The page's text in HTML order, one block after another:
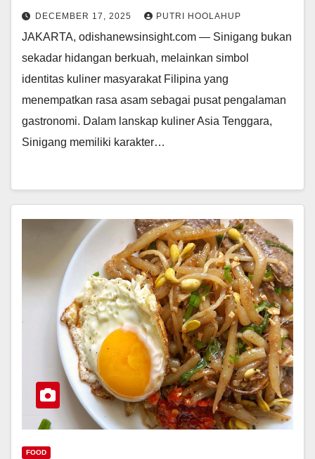
DECEMBER 17, 2025 PUTRI HOOLAHUP
JAKARTA, odishanewsinsight.com — Sinigang bukan
sekadar hidangan berkuah, melainkan simbol
identitas kuliner masyarakat Filipina yang
menempatkan rasa asam sebagai pusat pengalaman
gastronomi. Dalam lanskap kuliner Asia Tenggara,
Sinigang memiliki karakter…
FOOD